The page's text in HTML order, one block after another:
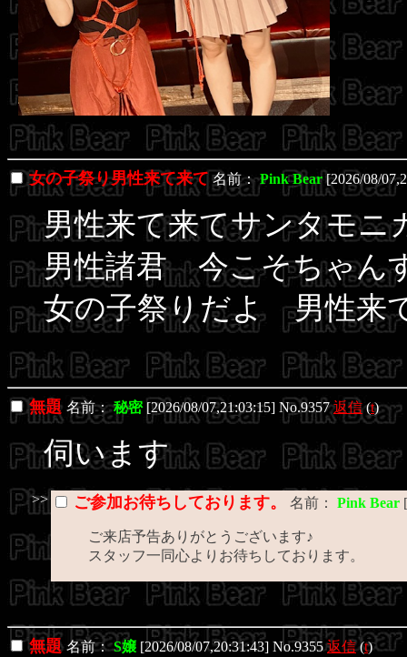
女の子祭り男性来て来て 名前：Pink Bear [2026/08/
男性来て来てサンタモニ
男性諸君 今こそちゃん
女の子祭りだよ 男性来
無題 名前：秘密 [2026/08/07,21:03:15] No.9357返信(t)
伺います
>> ご参加お待ちしております。 名前： Pink Bear
ご来店予告ありがとうございます♪
スタッフ一同心よりお待ちしております。
無題名前：S嬢 [2026/08/07,20:31:43] No.9355返信(t)